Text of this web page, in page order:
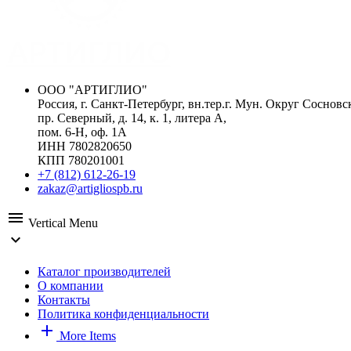
ООО "АРТИГЛИО"
Россия, г. Санкт-Петербург, вн.тер.г. Мун. Округ
пр. Северный, д. 14, к. 1, литера А,
пом. 6-Н, оф. 1А
ИНН 7802820650
КПП 780201001
+7 (812) 612-26-19
zakaz@artigliospb.ru
menu Vertical Menu
expand_more
Каталог производителей
О компании
Контакты
Политика конфиденциальности
add More Items